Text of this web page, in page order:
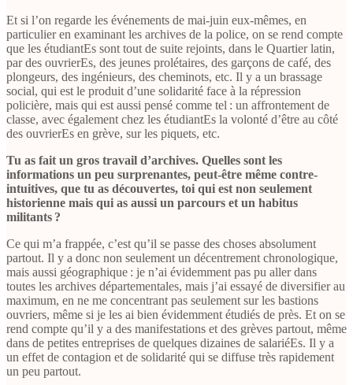
Et si l’on regarde les événements de mai-juin eux-mêmes, en
particulier en examinant les archives de la police, on se rend compte
que les étudiantEs sont tout de suite rejoints, dans le Quartier latin,
par des ouvrierEs, des jeunes prolétaires, des garçons de café, des
plongeurs, des ingénieurs, des cheminots, etc. Il y a un brassage
social, qui est le produit d’une solidarité face à la répression
policière, mais qui est aussi pensé comme tel : un affrontement de
classe, avec également chez les étudiantEs la volonté d’être au côté
des ouvrierEs en grève, sur les piquets, etc.
Tu as fait un gros travail d’archives. Quelles sont les
informations un peu surprenantes, peut-être même contre-
intuitives, que tu as découvertes, toi qui est non seulement
historienne mais qui as aussi un parcours et un habitus
militants ?
Ce qui m’a frappée, c’est qu’il se passe des choses absolument
partout. Il y a donc non seulement un décentrement chronologique,
mais aussi géographique : je n’ai évidemment pas pu aller dans
toutes les archives départementales, mais j’ai essayé de diversifier au
maximum, en ne me concentrant pas seulement sur les bastions
ouvriers, même si je les ai bien évidemment étudiés de près. Et on se
rend compte qu’il y a des manifestations et des grèves partout, même
dans de petites entreprises de quelques dizaines de salariéEs. Il y a
un effet de contagion et de solidarité qui se diffuse très rapidement
un peu partout.